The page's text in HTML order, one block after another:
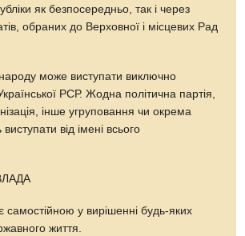
як безпосередньо, так і через
обраних до Верховної і місцевих Рад
народу може виступати виключно
РСР. Жодна політична партія,
інше угруповання чи окрема
від імені всього
самостійною у вирішенні будь-яких
життя.